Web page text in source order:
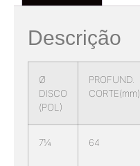
Descrição
Ø
DISCO
(POL)
PROFUND.
CORTE(mm)
7¼ 64